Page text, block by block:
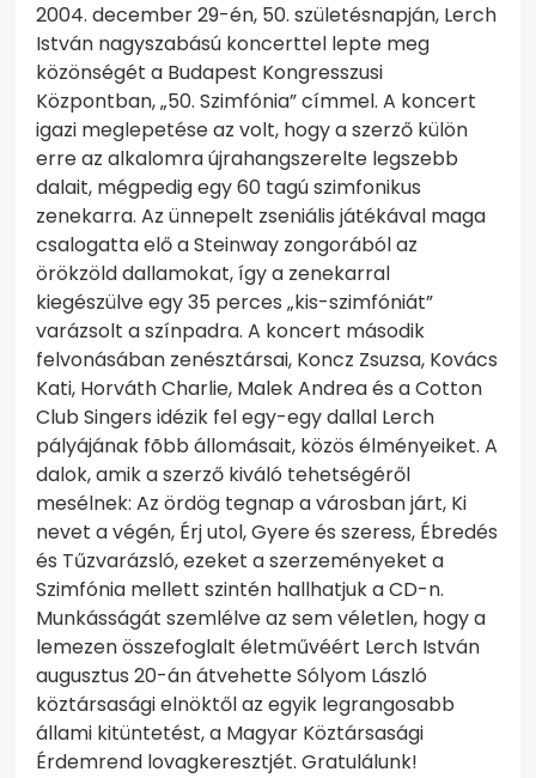
2004. december 29-én, 50. születésnapján, Lerch
István nagyszabású koncerttel lepte meg
közönségét a Budapest Kongresszusi
Központban, „50. Szimfónia” címmel. A koncert
igazi meglepetése az volt, hogy a szerző külön
erre az alkalomra újrahangszerelte legszebb
dalait, mégpedig egy 60 tagú szimfonikus
zenekarra. Az ünnepelt zseniális játékával maga
csalogatta elő a Steinway zongorából az
örökzöld dallamokat, így a zenekarral
kiegészülve egy 35 perces „kis-szimfóniát”
varázsolt a színpadra. A koncert második
felvonásában zenésztársai, Koncz Zsuzsa, Kovács
Kati, Horváth Charlie, Malek Andrea és a Cotton
Club Singers idézik fel egy-egy dallal Lerch
pályájának fõbb állomásait, közös élményeiket. A
dalok, amik a szerző kiváló tehetségéről
mesélnek: Az ördög tegnap a városban járt, Ki
nevet a végén, Érj utol, Gyere és szeress, Ébredés
és Tűzvarázsló, ezeket a szerzeményeket a
Szimfónia mellett szintén hallhatjuk a CD-n.
Munkásságát szemlélve az sem véletlen, hogy a
lemezen összefoglalt életművéért Lerch István
augusztus 20-án átvehette Sólyom László
köztársasági elnöktől az egyik legrangosabb
állami kitüntetést, a Magyar Köztársasági
Érdemrend lovagkeresztjét. Gratulálunk!